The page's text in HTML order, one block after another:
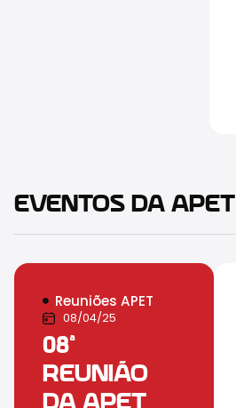
EVENTOS DA APET
Reuniões APET
08/04/25
08ª
REUNIÃO
DA APET